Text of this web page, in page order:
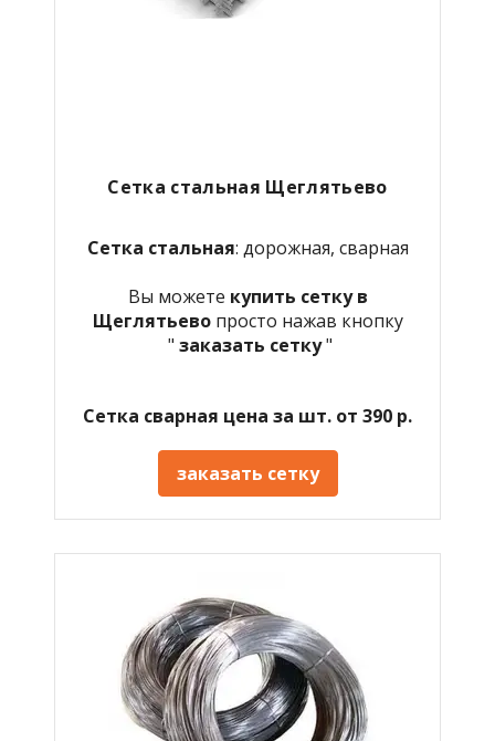
Сетка стальная Щеглятьево
Сетка стальная: дорожная, сварная
Вы можете купить сетку в
Щеглятьево просто нажав кнопку
" заказать сетку"
Сетка сварная цена за шт. от 390 р.
заказать сетку